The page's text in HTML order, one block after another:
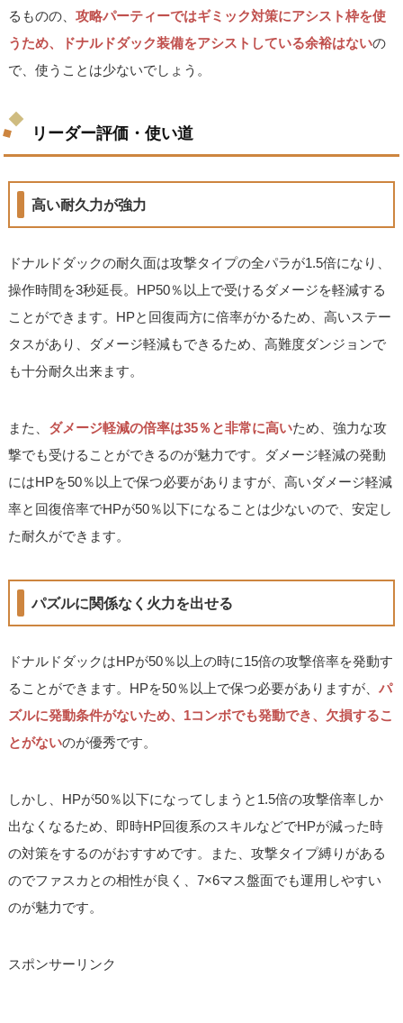
るものの、攻略パーティーではギミック対策にアシスト枠を使
うため、ドナルドダック装備をアシストしている余裕はないの
で、使うことは少ないでしょう。
リーダー評価・使い道
高い耐久力が強力
ドナルドダックの耐久面は攻撃タイプの全パラが1.5倍になり、
操作時間を3秒延長。HP50％以上で受けるダメージを軽減する
ことができます。HPと回復両方に倍率がかるため、高いステー
タスがあり、ダメージ軽減もできるため、高難度ダンジョンで
も十分耐久出来ます。
また、 ダメージ軽減の倍率は35％と非常に高いため、強力な攻
撃でも受けることができるのが魅力です。ダメージ軽減の発動
にはHPを50％以上で保つ必要がありますが、高いダメージ軽減
率と回復倍率でHPが50％以下になることは少ないので、安定し
た耐久ができます。
パズルに関係なく火力を出せる
ドナルドダックはHPが50％以上の時に15倍の攻撃倍率を発動す
ることができます。HPを50％以上で保つ必要がありますが、パ
ズルに発動条件がないため、1コンボでも発動でき、欠損するこ
とがないのが優秀です。
しかし、HPが50％以下になってしまうと1.5倍の攻撃倍率しか
出なくなるため、即時HP回復系のスキルなどでHPが減った時
の対策をするのがおすすめです。また、攻撃タイプ縛りがある
のでファスカとの相性が良く、7×6マス盤面でも運用しやすい
のが魅力です。
スポンサーリンク